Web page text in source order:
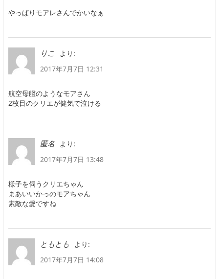
やっぱりモアレさんでかいなぁ
りこ
より:
2017年7月7日 12:31
航空母艦のようなモアさん
2枚目のクリエが健気で泣ける
匿名
より:
2017年7月7日 13:48
様子を伺うクリエちゃん
まあいいかっのモアちゃん
素敵な愛ですね
ともとも
より:
2017年7月7日 14:08